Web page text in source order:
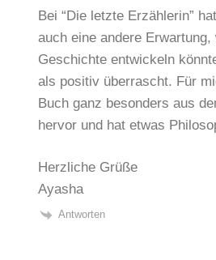
Bei “Die letzte Erzählerin”
auch eine andere
Geschichte entwickeln
als positiv überrascht. Für
Buch ganz besonders aus
hervor und hat etwas
Herzliche Grüße
Ayasha
Antworten